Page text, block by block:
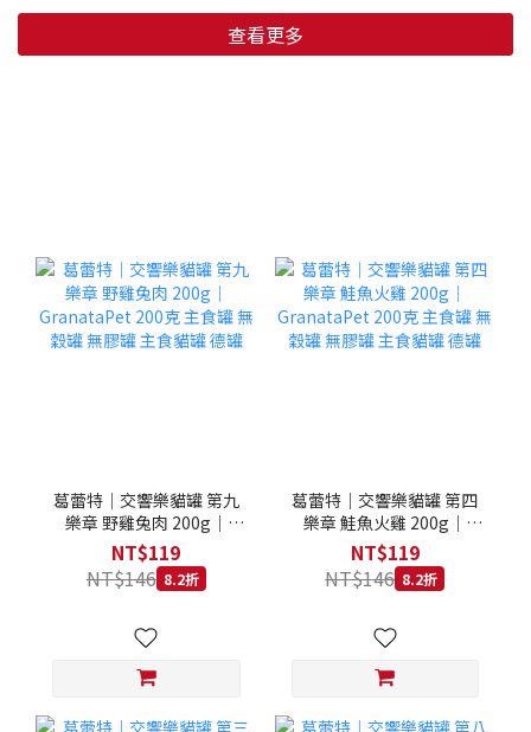
查看更多
葛蕾特｜交響樂貓罐 第九
樂章 野雞兔肉 200g｜
GranataPet 200克 主食罐
無穀罐 無膠罐 主食貓罐 德
罐
NT$119
NT$146 8.2折
葛蕾特｜交響樂貓罐 第四
樂章 鮭魚火雞 200g｜
GranataPet 200克 主食罐
無穀罐 無膠罐 主食貓罐 德
罐
NT$119
NT$146 8.2折